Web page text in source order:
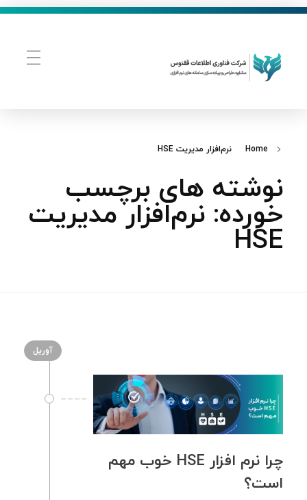
Home نرم‌افزار مدیریت HSE
نوشته های برچسب
خورده: نرم‌افزار مدیریت
HSE
آوریل
چرا نرم افزار HSE خوب مهم
است؟